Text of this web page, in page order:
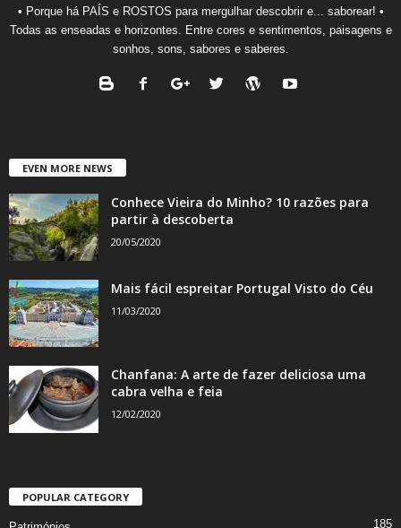
• Porque há PAÍS e ROSTOS para mergulhar descobrir e... saborear! •
Todas as enseadas e horizontes. Entre cores e sentimentos, paisagens e
sonhos, sons, sabores e saberes.
EVEN MORE NEWS
Conhece Vieira do Minho? 10 razões para
partir à descoberta
20/05/2020
Mais fácil espreitar Portugal Visto do Céu
11/03/2020
Chanfana: A arte de fazer deliciosa uma
cabra velha e feia
12/02/2020
POPULAR CATEGORY
185